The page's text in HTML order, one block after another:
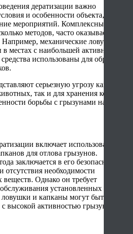
дератизации важно
и особенности объекта, где
мероприятий. Комплексный
методов, часто оказывается
механические ловушки
местах с наибольшей активностью
использованы для обработки
серьезную угрозу как для
так и для хранения кормов
борьбы с грызунами на
включает использование
для отлова грызунов.
заключается в его безопасности
необходимости
Однако он требует
установленных
и капканы могут быть
высокой активностью грызунов.